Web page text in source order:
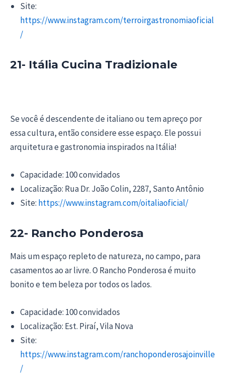
Site:
https://www.instagram.com/terroirgastronomiaoficial
/
21- Itália Cucina Tradizionale
Se você é descendente de italiano ou tem apreço por
essa cultura, então considere esse espaço. Ele possui
arquitetura e gastronomia inspirados na Itália!
Capacidade: 100 convidados
Localização: Rua Dr. João Colin, 2287, Santo Antônio
Site: https://www.instagram.com/oitaliaoficial/
22- Rancho Ponderosa
Mais um espaço repleto de natureza, no campo, para
casamentos ao ar livre. O Rancho Ponderosa é muito
bonito e tem beleza por todos os lados.
Capacidade: 100 convidados
Localização: Est. Piraí, Vila Nova
Site:
https://www.instagram.com/ranchoponderosajoinville
/